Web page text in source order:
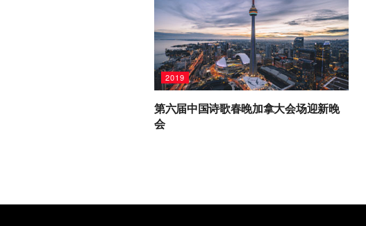
2019
第六届中国诗歌春晚加拿大会场迎新晚
会